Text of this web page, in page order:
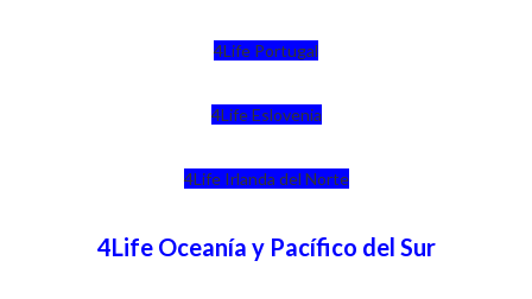
4Life Portugal
4Life Eslovenia
4Life Irlanda del Norte
4Life Oceanía y Pacífico del Sur